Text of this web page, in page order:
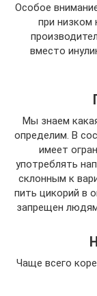
Особое
при низком
вместо
Мы знаем
определим. В
имеет
употреблять
склонным к
пить цикорий в
запрещен
Чаще всего